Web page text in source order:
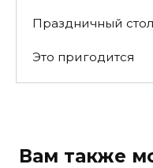
Праздничный стол
Это пригодится
Вам также